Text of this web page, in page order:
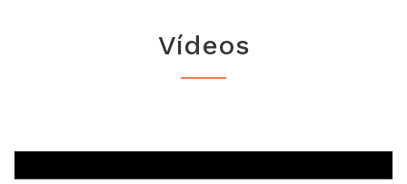
Vídeos